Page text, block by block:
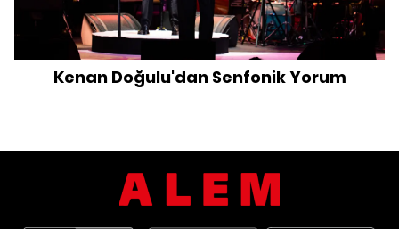
Kenan Doğulu'dan Senfonik Yorum